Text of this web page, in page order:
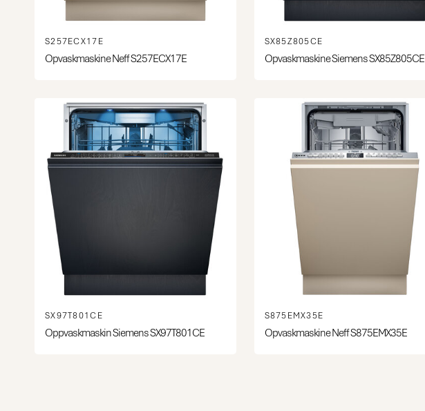
S257ECX17E
Opvaskmaskine Neff S257ECX17E
SX85Z805CE
Opvaskmaskine Siemens SX85Z805CE
SX97T801CE
Oppvaskmaskin Siemens SX97T801CE
S875EMX35E
Opvaskmaskine Neff S875EMX35E